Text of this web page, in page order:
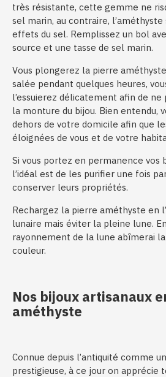
très résistante, cette gemme ne
sel marin, au contraire,
effets du sel. Remplissez un bol
source et une tasse de sel marin.
Vous plongerez la pierre améthyste
salée pendant quelques heures,
l’essuierez délicatement afin de ne
la monture du bijou. Bien entendu,
dehors de votre domicile afin que
éloignées de vous et de votre
Si vous portez en permanence vos
l’idéal est de les purifier une fois
conserver leurs propriétés.
Rechargez la pierre améthyste en
lunaire mais éviter la pleine lune.
rayonnement de la lune abîmerai
couleur.
Nos bijoux artisanaux
améthyste
Connue depuis l’antiquité comme
prestigieuse, à ce jour on apprécie